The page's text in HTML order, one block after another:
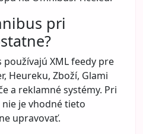
pri
XML feedy pre
Heureku, Zboží, Glami
a reklamné systémy. Pri
je vhodné tieto
upravovať.